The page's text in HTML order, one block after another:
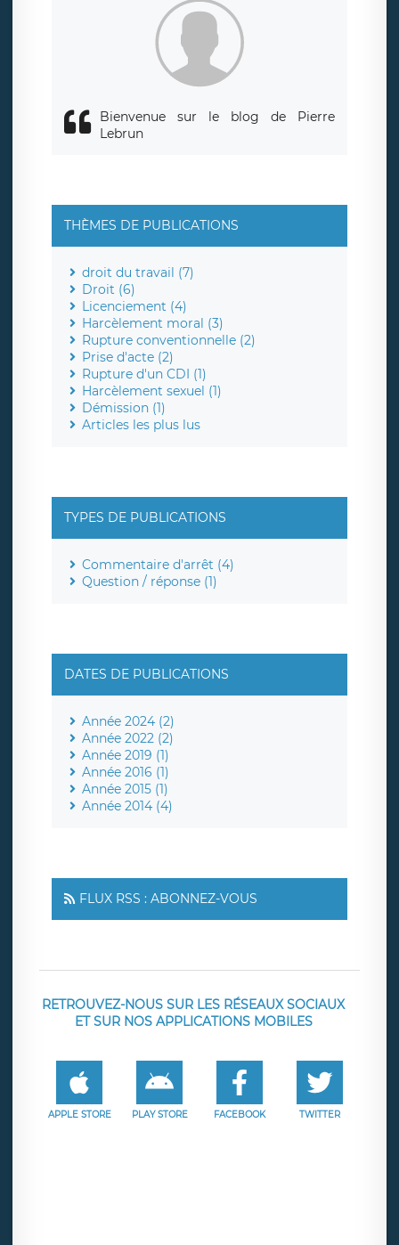
de traitement est la société LÉGAVOX, sis 9 rue Léopold
Sédar Senghor, joignable à l’adresse mail :
responsabledetraitement@legavox.fr. Vous avez également
le droit d’introduire une réclamation auprès d’une autorité
Bienvenue sur le blog de Pierre
Lebrun
THÈMES DE PUBLICATIONS
droit du travail (7)
Droit (6)
Licenciement (4)
Harcèlement moral (3)
Rupture conventionnelle (2)
Prise d'acte (2)
Rupture d'un CDI (1)
Harcèlement sexuel (1)
Démission (1)
Articles les plus lus
TYPES DE PUBLICATIONS
Commentaire d'arrêt (4)
Question / réponse (1)
DATES DE PUBLICATIONS
Année 2024 (2)
Année 2022 (2)
Année 2019 (1)
Année 2016 (1)
Année 2015 (1)
Année 2014 (4)
FLUX RSS : ABONNEZ-VOUS
RETROUVEZ-NOUS SUR LES RÉSEAUX SOCIAUX
ET SUR NOS APPLICATIONS MOBILES
APPLE STORE PLAY STORE FACEBOOK TWITTER